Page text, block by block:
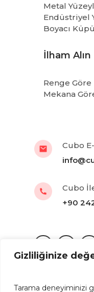
Gizliliğinize
Tarama deneyiminizi
Metal
Endüstriyel
Boyacı Küpü
İlham Alın
Renge Göre
Mekana
Cubo
Cubo
+90